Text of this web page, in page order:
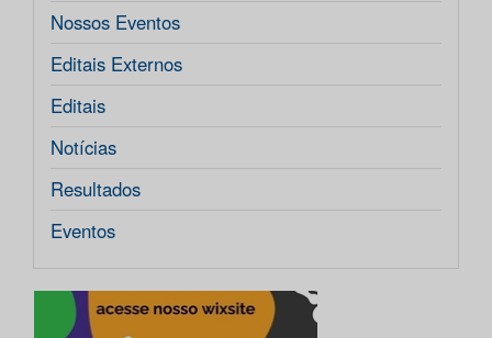
Nossos Eventos
Editais Externos
Editais
Notícias
Resultados
Eventos